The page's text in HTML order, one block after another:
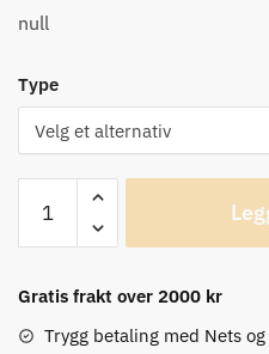
null
Type
Sling
Hansker
Gratis frakt over 2000 kr
Trygg betaling med Nets